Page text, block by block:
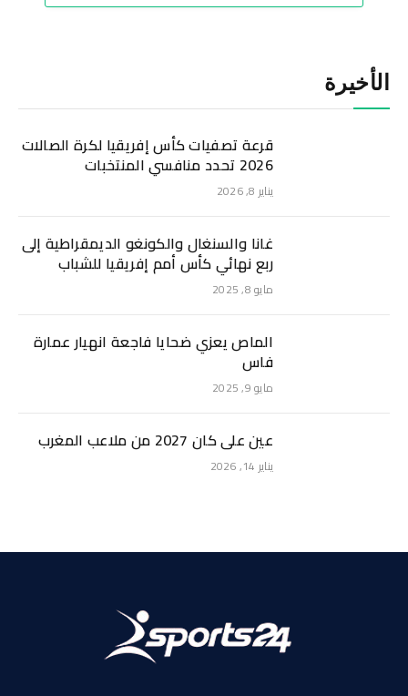
الأخيرة
قرعة تصفيات كأس إفريقيا لكرة الصالات
2026 تحدد منافسي المنتخبات
يناير 8, 2026
غانا والسنغال والكونغو الديمقراطية إلى
ربع نهائي كأس أمم إفريقيا للشباب
مايو 8, 2025
الماص يعزي ضحايا فاجعة انهيار عمارة
فاس
مايو 9, 2025
عين على كان 2027 من ملاعب المغرب
يناير 14, 2026